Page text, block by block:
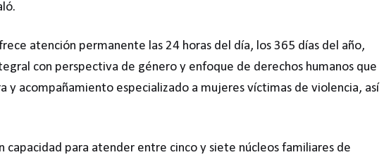
atención permanente las 24 horas del día, los 365 días del año,
con perspectiva de género y enfoque de derechos humanos que
y acompañamiento especializado a mujeres víctimas de violencia, así
capacidad para atender entre cinco y siete núcleos familiares de